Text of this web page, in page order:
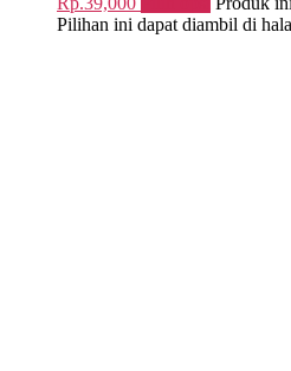
Pilihan ini dapat diambil di